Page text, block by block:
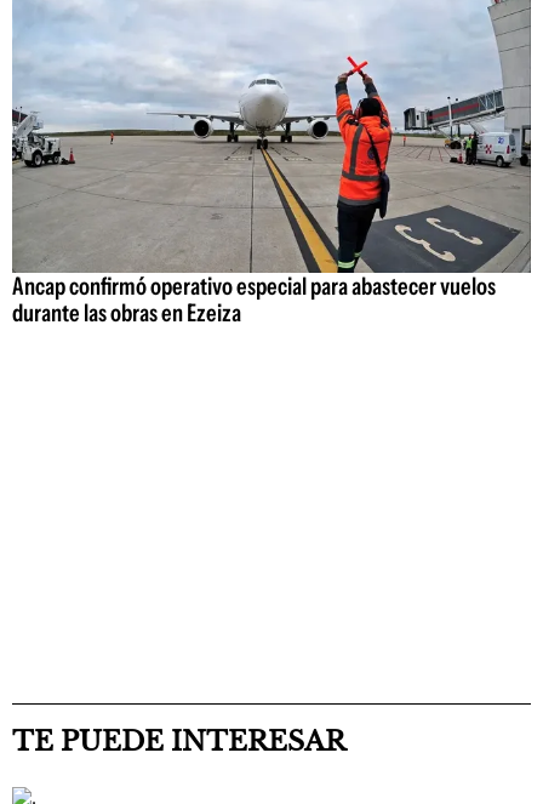
Ancap confirmó operativo especial para abastecer vuelos
durante las obras en Ezeiza
TE PUEDE INTERESAR